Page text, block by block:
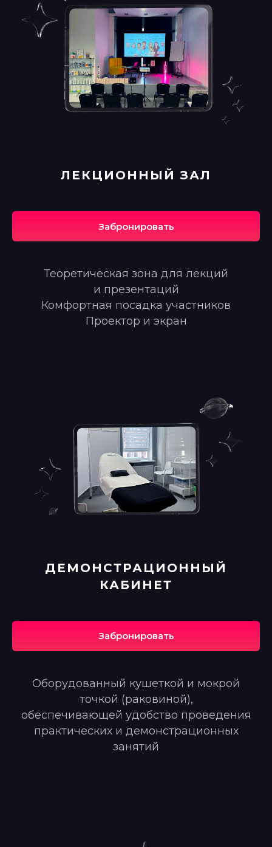
ЛЕКЦИОННЫЙ ЗАЛ
Забронировать
Теоретическая зона для лекций
и презентаций
Комфортная посадка участников
Проектор и экран
ДЕМОНСТРАЦИОННЫЙ
КАБИНЕТ
Забронировать
Оборудованный кушеткой и мокрой
точкой (раковиной),
обеспечивающей удобство проведения
практических и демонстрационных
занятий